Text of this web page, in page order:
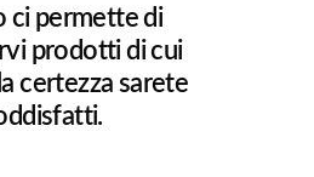
ci permette di
prodotti di cui
certezza sarete